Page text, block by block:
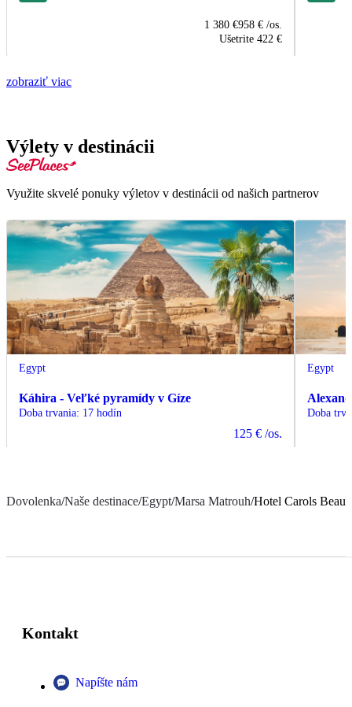
1 380 €958 € /os.
Ušetrite 422 €
zobraziť viac
Výlety v destinácii
Využite skvelé ponuky výletov v destinácii od našich partnerov
Egypt
Káhira - Veľké pyramídy v Gíze
Doba trvania: 17 hodín
125 € /os.
Egypt
Doba
Dovolenka/Naše destinace/Egypt/Marsa Matrouh/Hotel Carols
Kontakt
Napíšte nám